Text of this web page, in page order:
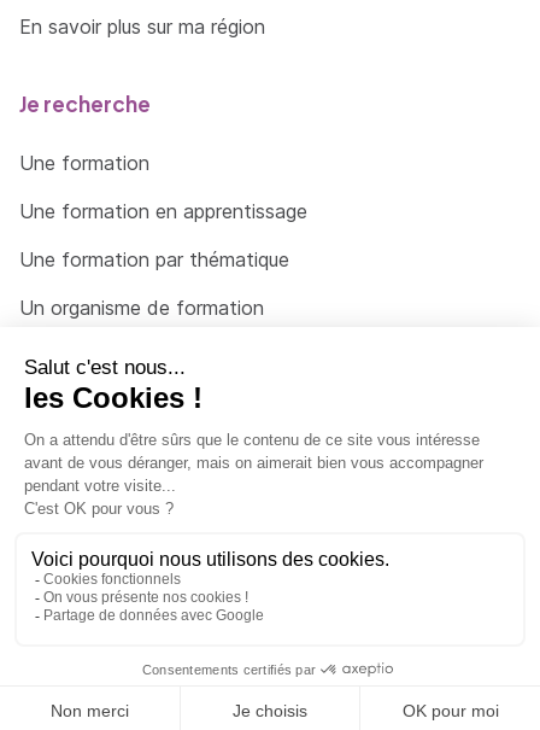
En savoir plus sur ma région
Je recherche
Une formation
Une formation en apprentissage
Une formation par thématique
Un organisme de formation
Un conseiller
Une solution pour raccrocher
© 2026 - Côté Formations - par Via Compétences
Menu Pied de page
Mentions Légales
Politique de confidentialité